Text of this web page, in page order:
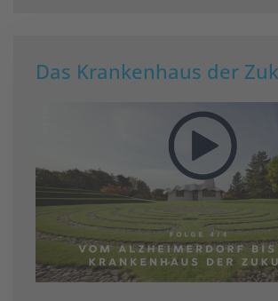
Das Krankenhaus der